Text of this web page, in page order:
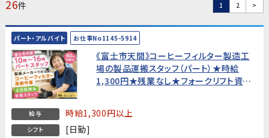
26件 1 2 >
パート・アルバイト お仕事No1145-5914
《富士市天間》コーヒーフィルター製造工
場の製品運搬スタッフ（パート）★時給
1,300円★残業なし★フォークリフト資格
給与 時給1,300円以上
シフト [日勤]